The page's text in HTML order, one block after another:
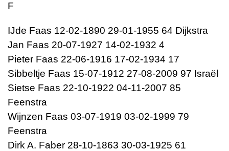
F
IJde Faas 12-02-1890 29-01-1955 64 Dijkstra
Jan Faas 20-07-1927 14-02-1932 4
Pieter Faas 22-06-1916 17-02-1934 17
Sibbeltje Faas 15-07-1912 27-08-2009 97 Israël
Sietse Faas 22-10-1922 04-11-2007 85
Feenstra
Wijnzen Faas 03-07-1919 03-02-1999 79
Feenstra
Dirk A. Faber 28-10-1863 30-03-1925 61